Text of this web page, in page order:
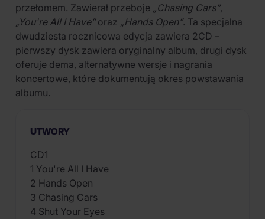
przełomem. Zawierał przeboje „Chasing Cars”,
„You're All I Have”oraz „Hands Open”. Ta specjalna
dwudziesta rocznicowa edycja zawiera 2CD –
pierwszy dysk zawiera oryginalny album, drugi dysk
oferuje dema, alternatywne wersje i nagrania
koncertowe, które dokumentują okres powstawania
albumu.
UTWORY
CD1
1 You're All I Have
2 Hands Open
3 Chasing Cars
4 Shut Your Eyes